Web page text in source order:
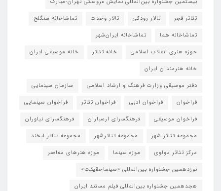
تئاتر فجر
تالار رودکی تالار وحدت
تماشاخانه سنگلج
تماشاخانه هما
تماشاخانه‌ ایران‌شهر
حوزه هنری انقلاب اسلامی
خانه تئاتر
خانه موسیقی ایران
خانه هنرمندان ایران
دفتر موسیقی وزارت فرهنگ و ارشاد اسلامی
سازمان سینمایی
فراخوان
فراخوان ادبی فراخوان تئاتر
فراخوان سینمایی
فراخوان موسیقی
فرهنگسرای ارسباران
فرهنگسرای نیاوران
مجموعه تئاتر شهر
مجموعه تئاترشهر
مجموعه تئاتر لبخند
مرکز تئاتر مولوی
موزه سینما
موزه هنرهای معاصر
نوزدهمین جشنواره بین‌المللی «سینماحقیقت»
هجدهمین جشنواره بین‌المللی فیلم مستند ایران